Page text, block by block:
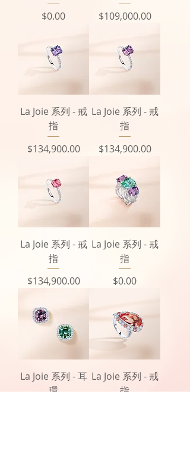
價格
$0.00
價格
$109,000.00
La Joie 系列 - 戒
指
價格
$134,900.00
La Joie 系列 - 戒
指
價格
$134,900.00
La Joie 系列 - 戒
指
價格
$134,900.00
La Joie 系列 - 戒
指
價格
$0.00
La Joie 系列 - 耳
環
La Joie 系列 - 戒
指